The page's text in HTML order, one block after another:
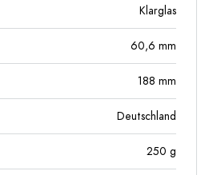
Klarglas
60,6 mm
188 mm
Deutschland
250 g